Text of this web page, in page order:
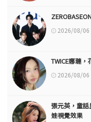
2026/08/06
TWICE娜璉
2026/08/06
張元英，童
娃視覺效果